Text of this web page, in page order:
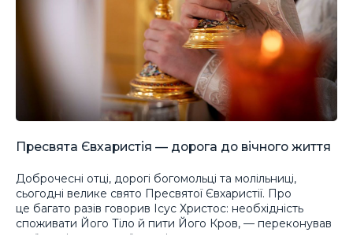
Пресвята Євхаристія — дорога до вічного життя
Доброчесні отці, дорогі богомольці та молільниці,
сьогодні велике свято Пресвятої Євхаристії. Про
це багато разів говорив Ісус Христос: необхідність
споживати Його Тіло й пити Його Кров, — переконував